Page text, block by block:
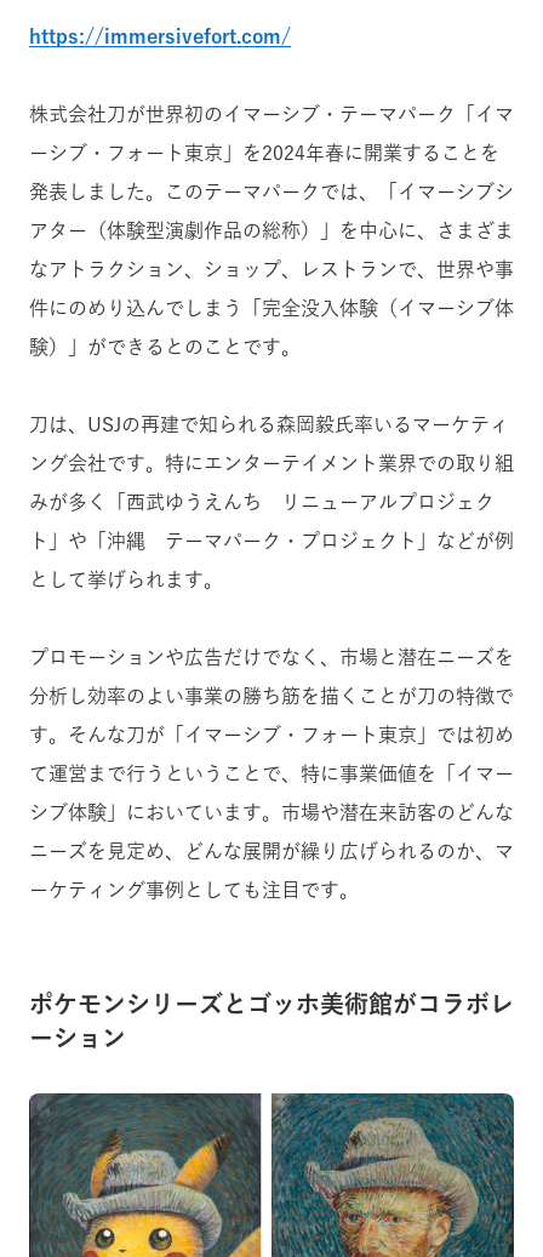
https://immersivefort.com/
株式会社刀が世界初のイマーシブ・テーマパーク「イマ
ーシブ・フォート東京」を2024年春に開業することを
発表しました。このテーマパークでは、「イマーシブシ
アター（体験型演劇作品の総称）」を中心に、さまざま
なアトラクション、ショップ、レストランで、世界や事
件にのめり込んでしまう「完全没入体験（イマーシブ体
験）」ができるとのことです。
刀は、USJの再建で知られる森岡毅氏率いるマーケティ
ング会社です。特にエンターテイメント業界での取り組
みが多く「西武ゆうえんち リニューアルプロジェク
ト」や「沖縄 テーマパーク・プロジェクト」などが例
として挙げられます。
プロモーションや広告だけでなく、市場と潜在ニーズを
分析し効率のよい事業の勝ち筋を描くことが刀の特徴で
す。そんな刀が「イマーシブ・フォート東京」では初め
て運営まで行うということで、特に事業価値を「イマー
シブ体験」においています。市場や潜在来訪客のどんな
ニーズを見定め、どんな展開が繰り広げられるのか、マ
ーケティング事例としても注目です。
ポケモンシリーズとゴッホ美術館がコラボレ
ーション